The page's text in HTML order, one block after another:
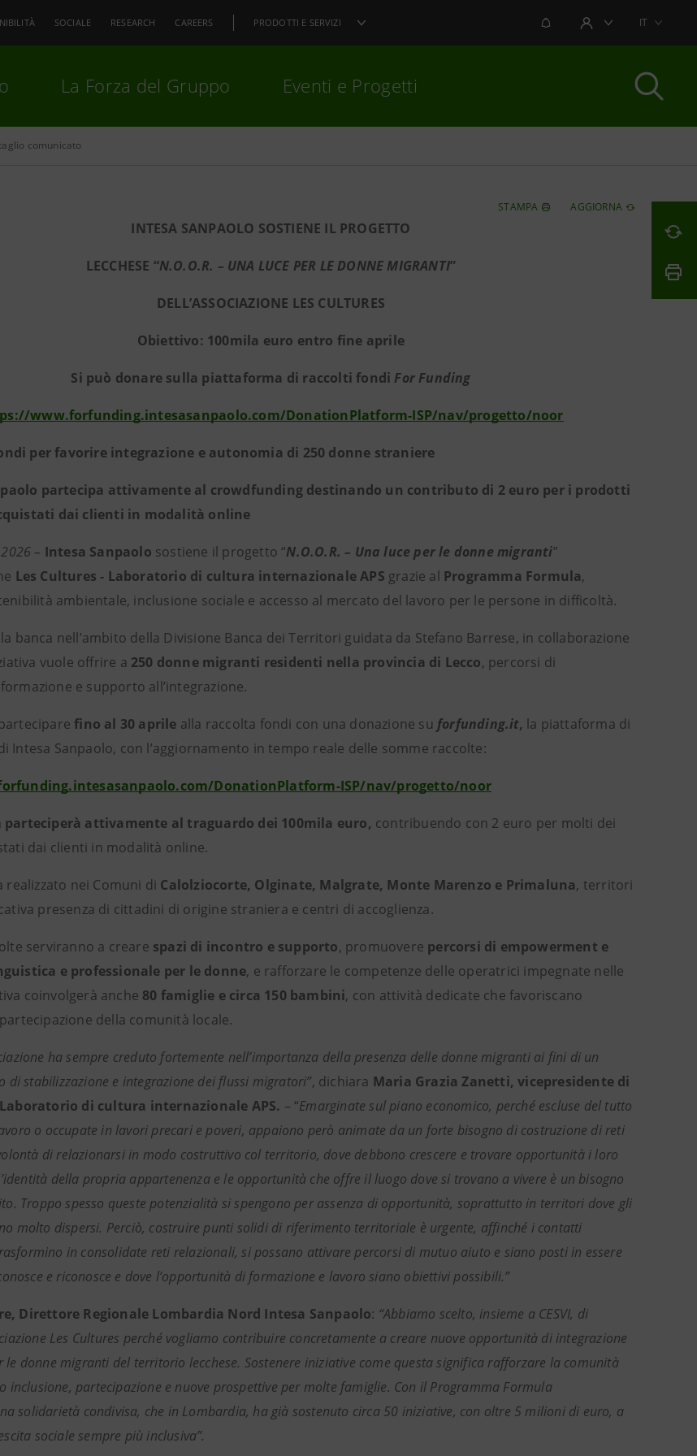
SOCIALE RESEARCH CAREERS PRODOTTI E SERVIZI NOTIFICHEAREA UTENTEIT
La Forza del Gruppo Eventi e Progetti
comunicato
STAMPA AGGIORNA
INTESA SANPAOLO SOSTIENE IL PROGETTO
LECCHESE “N.O.O.R. – UNA LUCE PER LE DONNE MIGRANTI”
DELL’ASSOCIAZIONE LES CULTURES
Obiettivo: 100mila euro entro fine aprile
Si può donare sulla piattaforma di raccolti fondi For Funding
www.forfunding.intesasanpaolo.com/DonationPlatform-ISP/nav/progetto/noor
per favorire integrazione e autonomia di 250 donne straniere
partecipa attivamente al crowdfunding destinando un contributo di 2 euro per i prodotti
dai clienti in modalità online
– Intesa Sanpaolo sostiene il progetto “N.O.O.R. – Una luce per le donne migranti”
Les Cultures - Laboratorio di cultura internazionale APS grazie al Programma Formula,
ambientale, inclusione sociale e accesso al mercato del lavoro per le persone in difficoltà.
banca nell’ambito della Divisione Banca dei Territori guidata da Stefano Barrese, in collaborazione
vuole offrire a 250 donne migranti residenti nella provincia di Lecco, percorsi di
e supporto all’integrazione.
fino al 30 aprile alla raccolta fondi con una donazione su forfunding.it, la piattaforma di
Intesa Sanpaolo, con l’aggiornamento in tempo reale delle somme raccolte:
DonationPlatform-ISP/nav/progetto/noor
parteciperà attivamente al traguardo dei 100mila euro, contribuendo con 2 euro per molti dei
dai clienti in modalità online.
realizzato nei Comuni di Calolziocorte, Olginate, Malgrate, Monte Marenzo e Primaluna, territori
presenza di cittadini di origine straniera e centri di accoglienza.
serviranno a creare spazi di incontro e supporto, promuovere percorsi di empowerment e
e professionale per le donne, e rafforzare le competenze delle operatrici impegnate nelle
coinvolgerà anche 80 famiglie e circa 150 bambini, con attività dedicate che favoriscano
della comunità locale.
ha sempre creduto fortemente nell’importanza della presenza delle donne migranti ai fini di un
di stabilizzazione e integrazione dei flussi migratori”, dichiara Maria Grazia Zanetti, vicepresidente di
di cultura internazionale APS. – “Emarginate sul piano economico, perché escluse del tutto
o occupate in lavori precari e poveri, appaiono però animate da un forte bisogno di costruzione di reti
di relazionarsi in modo costruttivo col territorio, dove debbono crescere e trovare opportunità i loro
della propria appartenenza e le opportunità che offre il luogo dove si trovano a vivere è un bisogno
Troppo spesso queste potenzialità si spengono per assenza di opportunità, soprattutto in territori dove gli
molto dispersi. Perciò, costruire punti solidi di riferimento territoriale è urgente, affinché i contatti
in consolidate reti relazionali, si possano attivare percorsi di mutuo aiuto e siano posti in essere
e riconosce e dove l’opportunità di formazione e lavoro siano obiettivi possibili.”
Direttore Regionale Lombardia Nord Intesa Sanpaolo: “Abbiamo scelto, insieme a CESVI, di
Les Cultures perché vogliamo contribuire concretamente a creare nuove opportunità di integrazione
le donne migranti del territorio lecchese. Sostenere iniziative come questa significa rafforzare la comunità
inclusione, partecipazione e nuove prospettive per molte famiglie. Con il Programma Formula
solidarietà condivisa, che in Lombardia, ha già sostenuto circa 50 iniziative, con oltre 5 milioni di euro, a
sociale sempre più inclusiva”.